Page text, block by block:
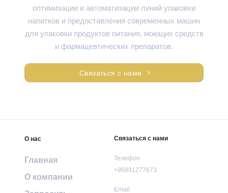
оптимизации и автоматизации линий упаковки
напитков и предоставления современных машин
для упаковки продуктов питания, моющих средств
и фармацевтических препаратов.
Связаться с нами
О нас
Главная
О компании
Связаться с нами
Телефон
+96891277673
Email